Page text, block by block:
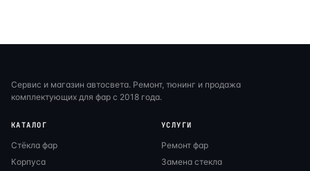
Сервис и магазин автосвета. Ремонт, тюнинг и продажа
комплектующих для фар с 2018 года.
КАТАЛОГ
Стёкла фар
Корпуса
УСЛУГИ
Ремонт фар
Замена стекла